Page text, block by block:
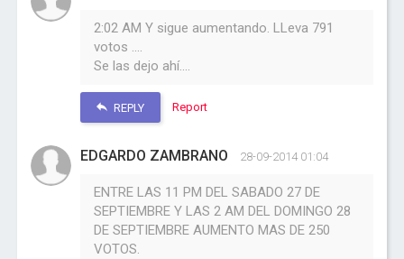
2:02 AM Y sigue aumentando. LLeva 791
votos ....
Se las dejo ahí....
REPLY Report
EDGARDO ZAMBRANO 28-09-2014 01:04
ENTRE LAS 11 PM DEL SABADO 27 DE
SEPTIEMBRE Y LAS 2 AM DEL DOMINGO 28
DE SEPTIEMBRE AUMENTO MAS DE 250
VOTOS.